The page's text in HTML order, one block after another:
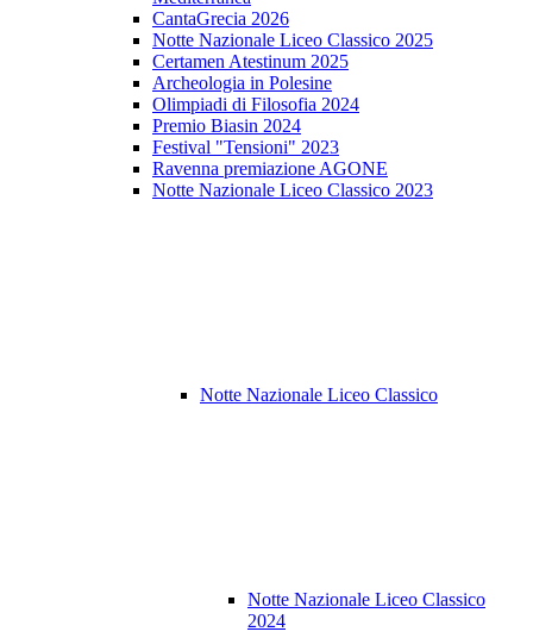
CantaGrecia 2026
Notte Nazionale Liceo Classico 2025
Certamen Atestinum 2025
Archeologia in Polesine
Olimpiadi di Filosofia 2024
Premio Biasin 2024
Festival "Tensioni" 2023
Ravenna premiazione AGONE
Notte Nazionale Liceo Classico 2023
Notte Nazionale Liceo Classico
Notte Nazionale Liceo Classico
2024